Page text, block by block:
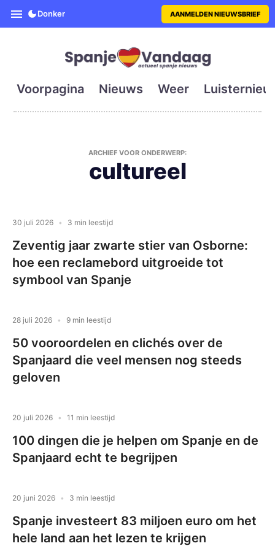
SpanjeVandaag is de eerste
Donker AANMELDEN NIEUWSBRIEF
Voorpagina Nieuws Weer
ARCHIEF VOOR ONDERWERP:
cultureel
30 juli 2026 3 min leestijd
Zeventig jaar zwarte stier van Osborne:
hoe een reclamebord uitgroeide tot
symbool van Spanje
28 juli 2026 9 min leestijd
50 vooroordelen en clichés over de
Spanjaard die veel mensen nog steeds
geloven
20 juli 2026 11 min leestijd
100 dingen die je helpen om Spanje en de
Spanjaard echt te begrijpen
20 juni 2026 3 min leestijd
Spanje investeert 83 miljoen euro om het
hele land aan het lezen te krijgen